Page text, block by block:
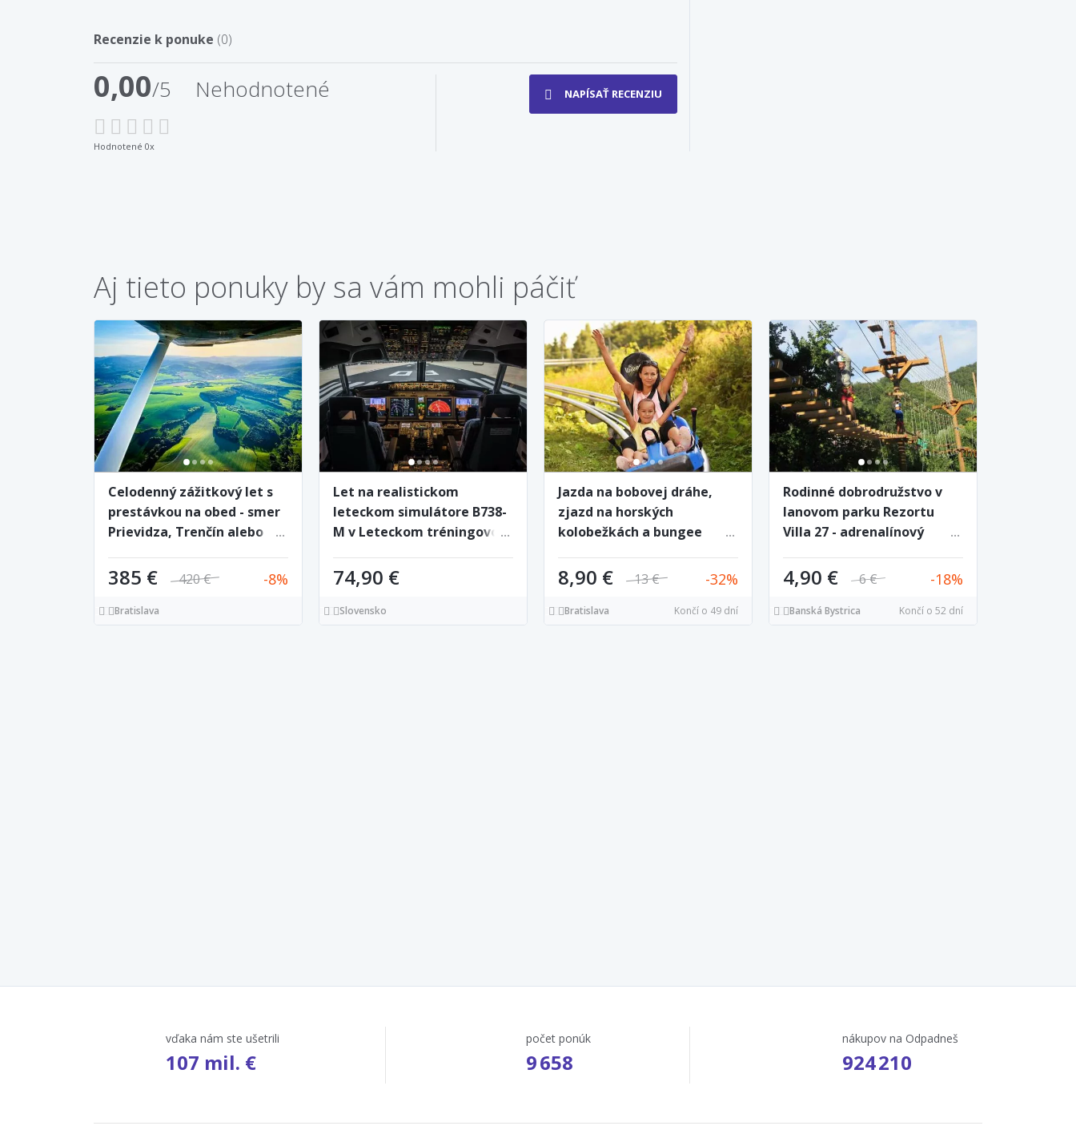
Recenzie k ponuke (0)
0,00/5 Nehodnotené
Hodnotené 0x
NAPÍSAŤ RECENZIU
Aj tieto ponuky by sa vám mohli páčiť
Celodenný zážitkový let s
prestávkou na obed - smer
Prievidza, Trenčín alebo
385 € 420 € 8
Bratislava
Let na realistickom
leteckom simulátore B738-
M v Leteckom tréningovom
74,90 €
Slovensko
Jazda na bobovej dráhe,
zjazd na horských
kolobežkách a bungee
zábavy Snowparadise Veľká
Rača
8,90 € 13 € 32
Bratislava Končí o 49 dní
Rodinné dobrodružstvo v
lanovom parku Rezortu
Villa 27 - adrenalínový
dospelých
4,90 € 6 € 18
Banská Bystrica Končí o 52 dní
vďaka nám ste ušetrili
107 mil. €
počet ponúk
9 658
nákupov na Odpadneš
924 210